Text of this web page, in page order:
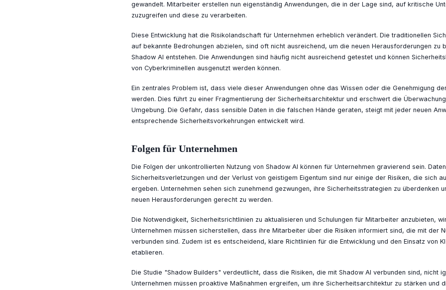
gewandelt. Mitarbeiter erstellen nun eigenständig Anwendungen, die in der Lage sind, auf kritische
zuzugreifen und diese zu verarbeiten.
Diese Entwicklung hat die Risikolandschaft für Unternehmen erheblich verändert. Die traditionellen
auf bekannte Bedrohungen abzielen, sind oft nicht ausreichend, um die neuen Herausforderungen zu
Shadow AI entstehen. Die Anwendungen sind häufig nicht ausreichend getestet und können
von Cyberkriminellen ausgenutzt werden können.
Ein zentrales Problem ist, dass viele dieser Anwendungen ohne das Wissen oder die Genehmigung
werden. Dies führt zu einer Fragmentierung der Sicherheitsarchitektur und erschwert die
Umgebung. Die Gefahr, dass sensible Daten in die falschen Hände geraten, steigt mit jeder neuen
entsprechende Sicherheitsvorkehrungen entwickelt wird.
Folgen für Unternehmen
Die Folgen der unkontrollierten Nutzung von Shadow AI können für Unternehmen gravierend sein.
Sicherheitsverletzungen und der Verlust von geistigem Eigentum sind nur einige der Risiken, die sich
ergeben. Unternehmen sehen sich zunehmend gezwungen, ihre Sicherheitsstrategien zu überdenken
neuen Herausforderungen gerecht zu werden.
Die Notwendigkeit, Sicherheitsrichtlinien zu aktualisieren und Schulungen für Mitarbeiter anzubieten,
Unternehmen müssen sicherstellen, dass ihre Mitarbeiter über die Risiken informiert sind, die mit der
verbunden sind. Zudem ist es entscheidend, klare Richtlinien für die Entwicklung und den Einsatz von
etablieren.
Die Studie "Shadow Builders" verdeutlicht, dass die Risiken, die mit Shadow AI verbunden sind, nicht
Unternehmen müssen proaktive Maßnahmen ergreifen, um ihre Sicherheitsarchitektur zu stärken und